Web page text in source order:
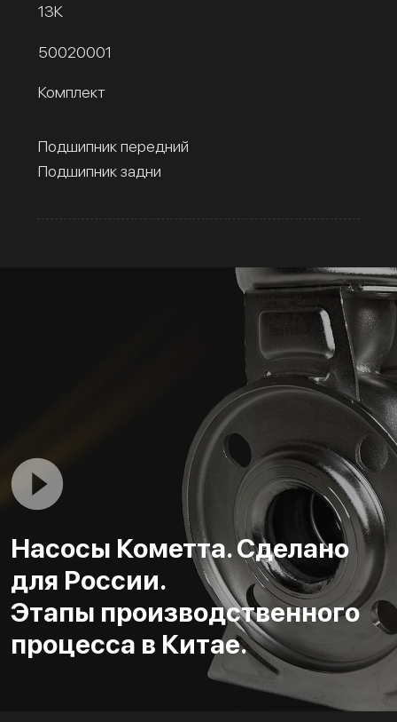
13К
50020001
Комплект
Подшипник передний
Подшипник задни
Насосы Кометта. Сделано
для России.
Этапы производственного
процесса в Китае.